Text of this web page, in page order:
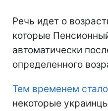
Речь идет о
которые
автоматически
определенного
Тем временем
некоторые